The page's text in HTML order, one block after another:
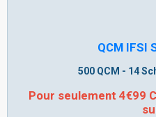
QCM IFSI
500 QCM - 14
Pour seulement 4€99